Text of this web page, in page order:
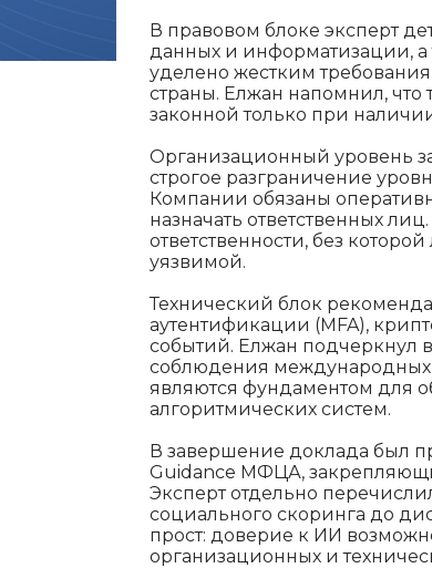
В правовом блоке эксперт
данных и информатизации,
уделено жестким
страны. Елжан напомнил, что
законной только при
Организационный уровень
строгое разграничение
Компании обязаны
назначать ответственных
ответственности, без
уязвимой.
Технический блок
аутентификации (MFA),
событий. Елжан подчеркнул
соблюдения международных
являются фундаментом для
алгоритмических систем.
В завершение доклада был
Guidance МФЦА,
Эксперт отдельно
социального скоринга до
прост: доверие к ИИ
организационных и